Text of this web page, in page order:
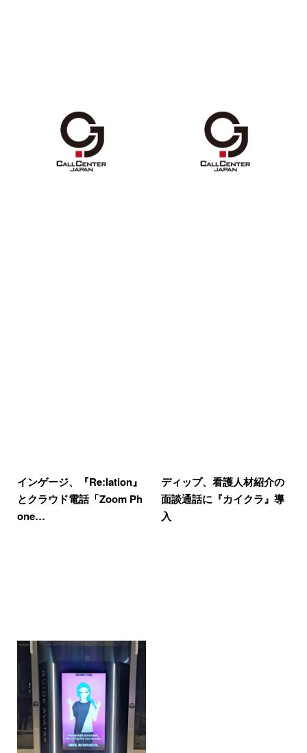
インゲージ、『Re:lation』
とクラウド電話「Zoom Ph
one…
ディップ、看護人材紹介の
面談通話に『カイクラ』導
入